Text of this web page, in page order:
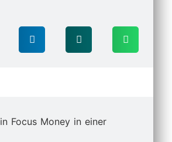
Focus Money in einer